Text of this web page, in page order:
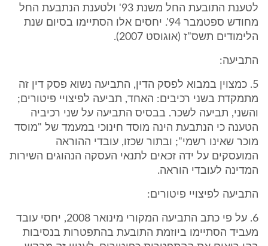
לטענת התובעת החל משנת 93' ולטענת הנתבעת החל
מחודש ספטמבר 94'. יחסים אלו הסתיימו בסיום שנת
הלימודים תשס"ז (אוגוסט 2007).
התביעה:
5. כמצוין במבוא לפסק הדין, התביעה נשוא פסק דין זה
מתמקדת בשני רכיבים: האחד, תביעה לפיצויי פיטורים;
והשני, תביעה לשכר. בבסיס התביעה על שני רכיביה
הטענה כי הנתבעת הינה מוסד חינוכי במעמד של "מוסד
מוכר שאינו רשמי"; ובתור שכזו, עובדי ההוראה
המועסקים על ידה זכאים לתנאי העסקה הנהוגים השירות
המדינה לעובדי הוראה.
התביעה לפיצויי פיטורים:
6. על פי כתב התביעה המקורי מינואר 2008, יחסי עובד
מעביד הסתיימו ביוזמת התובעת בהתפטרות בנסיבות